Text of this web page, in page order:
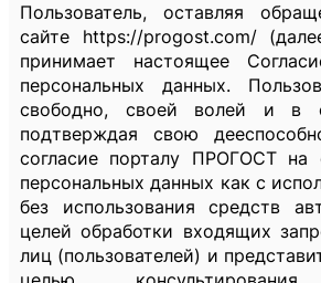
Пользователь, оставляя
сайте https://progost.com/
принимает настоящее
персональных данных.
свободно, своей волей и в
подтверждая свою
согласие порталу ПРОГОСТ на
персональных данных как с
без использования средств
целей обработки входящих
лиц (пользователей) и